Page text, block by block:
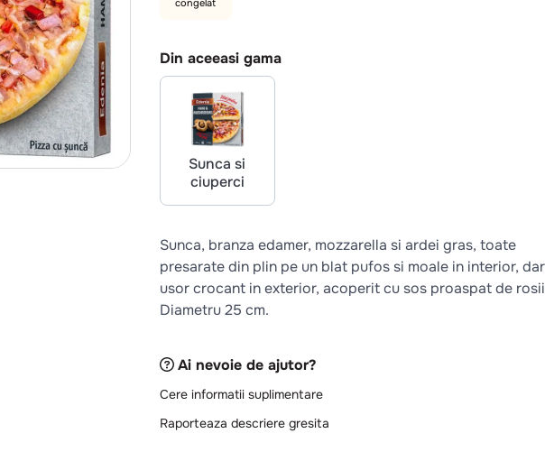
congelat
Din aceeasi gama
Sunca si
ciuperci
Sunca, branza edamer, mozzarella si ardei gras, toate
presarate din plin pe un blat pufos si moale in interior, dar
usor crocant in exterior, acoperit cu sos proaspat de
Diametru 25 cm.
Ai nevoie de ajutor?
Cere informatii suplimentare
Raporteaza descriere gresita